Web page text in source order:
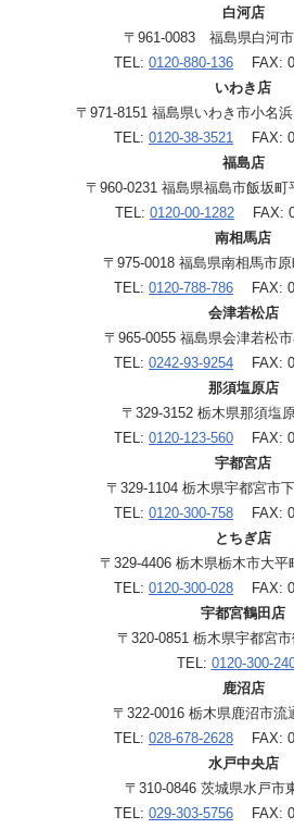
白河店
〒961-0083 福島県白河
TEL: 0120-880-136 FAX:
いわき店
〒971-8151 福島県いわき市小名
TEL: 0120-38-3521 FAX:
福島店
〒960-0231 福島県福島市飯坂町
TEL: 0120-00-1282 FAX:
南相馬店
〒975-0018 福島県南相馬市
TEL: 0120-788-786 FAX:
会津若松店
〒965-0055 福島県会津若松
TEL: 0242-93-9254 FAX:
那須塩原店
〒329-3152 栃木県那須塩
TEL: 0120-123-560 FAX:
宇都宮店
〒329-1104 栃木県宇都宮市
TEL: 0120-300-758 FAX:
とちぎ店
〒329-4406 栃木県栃木市大平
TEL: 0120-300-028 FAX:
宇都宮鶴田店
〒320-0851 栃木県宇都宮
TEL: 0120-300-
鹿沼店
〒322-0016 栃木県鹿沼市流
TEL: 028-678-2628 FAX:
水戸中央店
〒310-0846 茨城県水戸市
TEL: 029-303-5756 FAX: